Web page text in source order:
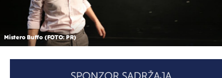
Mistero Buffo (FOTO: PR)